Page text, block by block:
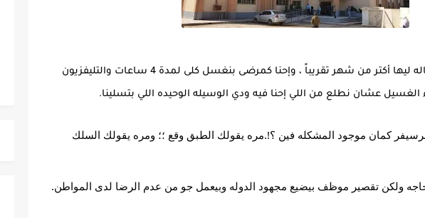
الغسيل عشان نطلع من اللي إحنا فيه ودي الوسيله الوحيده اللي بتسلينا.
ولكن تقصير موظف بيضيع مجهود الدوله وبيعمل جو من عدم الرضا لدى المواطن.